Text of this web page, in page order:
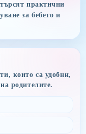
практични
за бебето и
които са удобни,
родителите.